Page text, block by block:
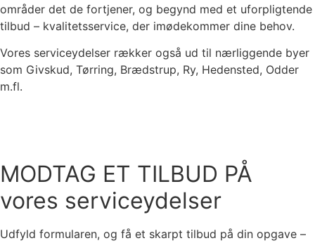
områder det de fortjener, og begynd med et uforpligtende
tilbud – kvalitetsservice, der imødekommer dine behov.
Vores serviceydelser rækker også ud til nærliggende byer
som Givskud, Tørring, Brædstrup, Ry, Hedensted, Odder
m.fl.
MODTAG ET TILBUD PÅ
vores serviceydelser
Udfyld formularen, og få et skarpt tilbud på din opgave –